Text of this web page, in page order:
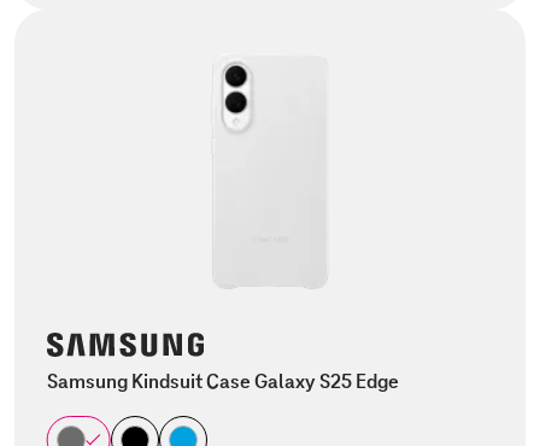
Samsung Kindsuit Case Galaxy S25 Edge